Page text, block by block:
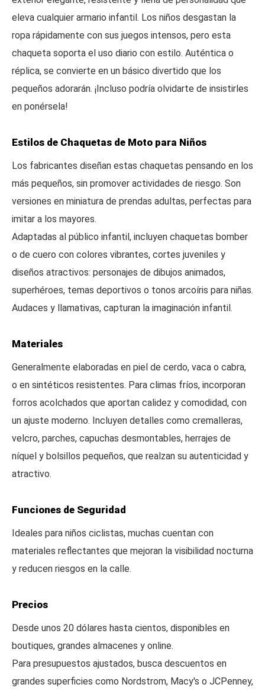
eleva cualquier armario infantil. Los niños desgastan la
ropa rápidamente con sus juegos intensos, pero esta
chaqueta soporta el uso diario con estilo. Auténtica o
réplica, se convierte en un básico divertido que los
pequeños adorarán. ¡Incluso podría olvidarte de insistirles
en ponérsela!
Estilos de Chaquetas de Moto para Niños
Los fabricantes diseñan estas chaquetas pensando en los
más pequeños, sin promover actividades de riesgo. Son
versiones en miniatura de prendas adultas, perfectas para
imitar a los mayores.
Adaptadas al público infantil, incluyen chaquetas bomber
o de cuero con colores vibrantes, cortes juveniles y
diseños atractivos: personajes de dibujos animados,
superhéroes, temas deportivos o tonos arcoíris para niñas.
Audaces y llamativas, capturan la imaginación infantil.
Materiales
Generalmente elaboradas en piel de cerdo, vaca o cabra,
o en sintéticos resistentes. Para climas fríos, incorporan
forros acolchados que aportan calidez y comodidad, con
un ajuste moderno. Incluyen detalles como cremalleras,
velcro, parches, capuchas desmontables, herrajes de
níquel y bolsillos pequeños, que realzan su autenticidad y
atractivo.
Funciones de Seguridad
Ideales para niños ciclistas, muchas cuentan con
materiales reflectantes que mejoran la visibilidad nocturna
y reducen riesgos en la calle.
Precios
Desde unos 20 dólares hasta cientos, disponibles en
boutiques, grandes almacenes y online.
Para presupuestos ajustados, busca descuentos en
grandes superficies como Nordstrom, Macy's o JCPenney,